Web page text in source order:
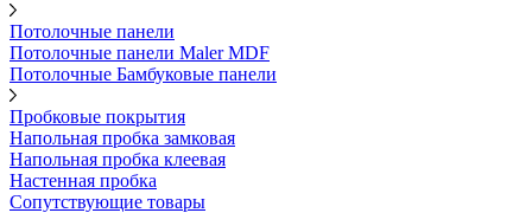
Потолочные панели
Потолочные панели Maler MDF
Потолочные Бамбуковые панели
Пробковые покрытия
Напольная пробка замковая
Напольная пробка клеевая
Настенная пробка
Сопутствующие товары